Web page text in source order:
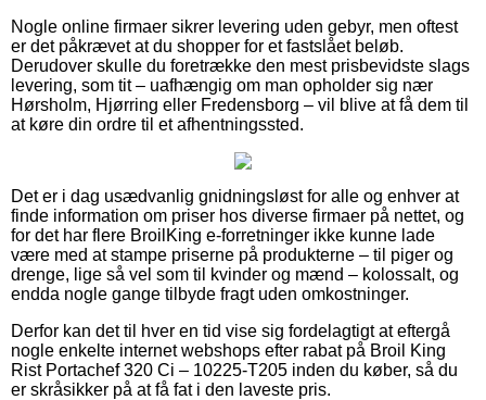
Nogle online firmaer sikrer levering uden gebyr, men oftest
er det påkrævet at du shopper for et fastslået beløb.
Derudover skulle du foretrække den mest prisbevidste slags
levering, som tit – uafhængig om man opholder sig nær
Hørsholm, Hjørring eller Fredensborg – vil blive at få dem til
at køre din ordre til et afhentningssted.
Det er i dag usædvanlig gnidningsløst for alle og enhver at
finde information om priser hos diverse firmaer på nettet, og
for det har flere BroilKing e-forretninger ikke kunne lade
være med at stampe priserne på produkterne – til piger og
drenge, lige så vel som til kvinder og mænd – kolossalt, og
endda nogle gange tilbyde fragt uden omkostninger.
Derfor kan det til hver en tid vise sig fordelagtigt at eftergå
nogle enkelte internet webshops efter rabat på Broil King
Rist Portachef 320 Ci – 10225-T205 inden du køber, så du
er skråsikker på at få fat i den laveste pris.